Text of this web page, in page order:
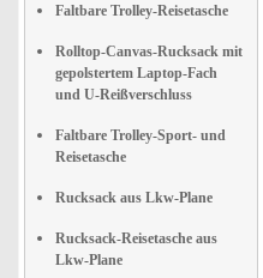
Faltbare Trolley-Reisetasche
Rolltop-Canvas-Rucksack mit
gepolstertem Laptop-Fach
und U-Reißverschluss
Faltbare Trolley-Sport- und
Reisetasche
Rucksack aus Lkw-Plane
Rucksack-Reisetasche aus
Lkw-Plane